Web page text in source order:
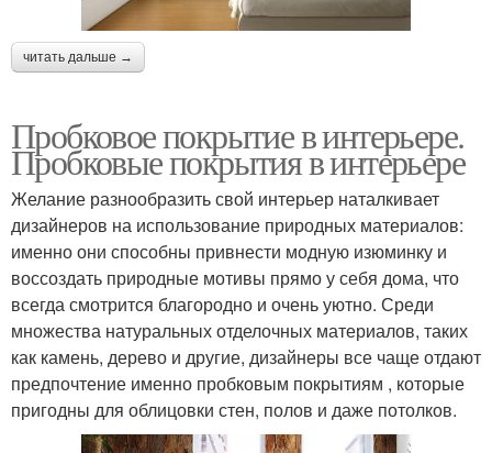
читать дальше →
Пробковое покрытие в интерьере.
Пробковые покрытия в интерьере
Желание разнообразить свой интерьер наталкивает
дизайнеров на использование природных материалов:
именно они способны привнести модную изюминку и
воссоздать природные мотивы прямо у себя дома, что
всегда смотрится благородно и очень уютно. Среди
множества натуральных отделочных материалов, таких
как камень, дерево и другие, дизайнеры все чаще отдают
предпочтение именно пробковым покрытиям , которые
пригодны для облицовки стен, полов и даже потолков.